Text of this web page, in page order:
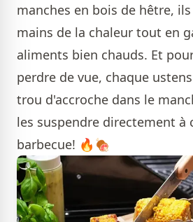
manches en bois de hêtre,
mains de la chaleur tout en
aliments bien chauds. Et
perdre de vue, chaque
trou d'accroche dans le
les suspendre directement à
barbecue! 🔥🍖